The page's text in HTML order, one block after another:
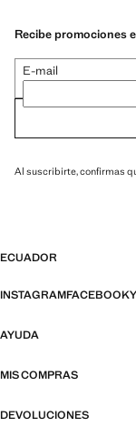
Recibe promociones
E-mail
Al suscribirte, confirmas
ECUADOR
INSTAGRAMFACEBOOK
AYUDA
MIS COMPRAS
DEVOLUCIONES